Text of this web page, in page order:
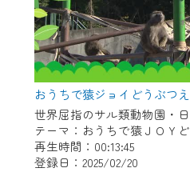
テーマ：おうちで猿ＪＯＹ
再生時間：00:13:45
登録日：2025/02/20